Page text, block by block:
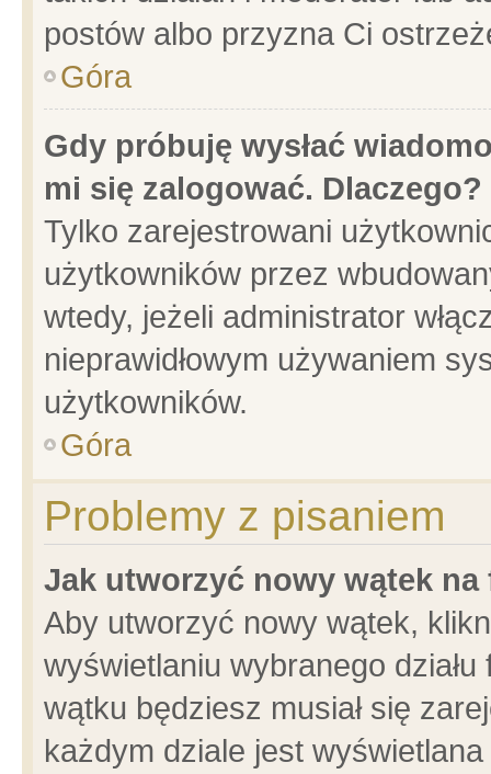
postów albo przyzna Ci
Góra
Gdy próbuję wysłać
mi się zalogować. Dlaczego?
Tylko zarejestrowani
użytkowników przez
wtedy, jeżeli administrator
nieprawidłowym używaniem
użytkowników.
Góra
Problemy z pisaniem
Jak utworzyć nowy wątek na
Aby utworzyć nowy wątek,
wyświetlaniu wybranego
wątku będziesz musiał się
każdym dziale jest